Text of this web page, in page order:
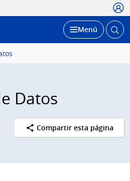
Desplegar
Menú Abrir
Datos
Compartir esta página